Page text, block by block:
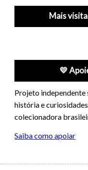
Mais
💛
Projeto
história e
colecionadora
Saiba como apoiar